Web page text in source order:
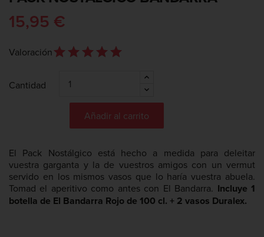
15,95 €
Valoraciónstar_outline star_outline star_outline star_outline star_outline
star star star star star
El Pack Nostálgico está hecho a medida para deleitar
vuestra garganta y la de vuestros amigos con un vermut
servido en los mismos vasos que lo haría vuestra abuela.
Tomad el aperitivo como antes con El Bandarra. Incluye 1
botella de El Bandarra Rojo de 100 cl. + 2 vasos Duralex.
Cantidad
Añadir al carrito